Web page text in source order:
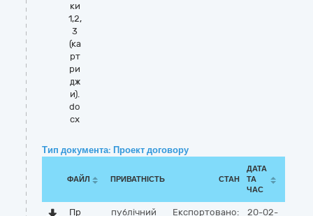
ки
1,2,
3
(ка
рт
ри
дж
и).
do
cx
Тип документа: Проект договору
ФАЙЛ ПРИВАТНІСТЬ СТАН
ДАТА
ТА
ЧАС
Пр
публічний Експортовано:
20-02-